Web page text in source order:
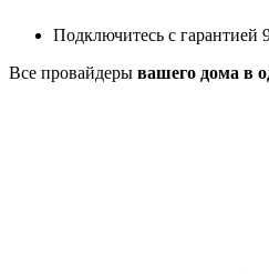
Подключитесь с гарантией
Все провайдеры вашего дома в